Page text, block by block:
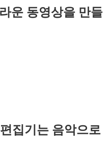
운 동영상을 만들
집기는 음악으로